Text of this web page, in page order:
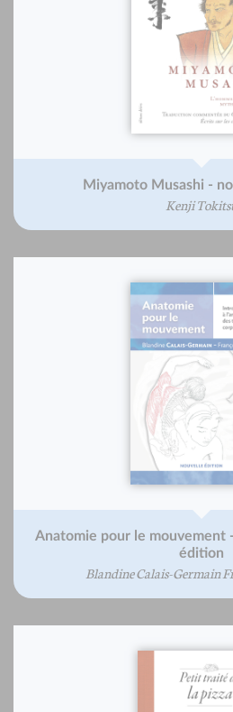
Miyamoto Musashi -
Kenji
Anatomie pour le mouvement
édition
Blandine Calais-Germain